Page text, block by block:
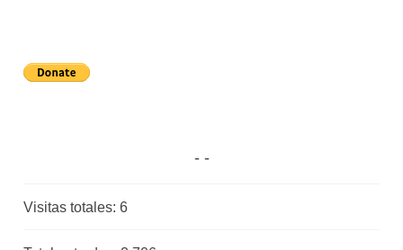
Visitas totales:6